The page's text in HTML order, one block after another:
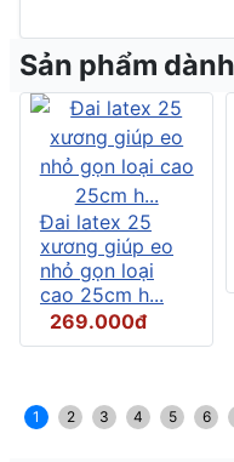
Sản phẩm
Đai latex 25
xương giúp eo
nhỏ gọn loại
cao 25cm h...
269.000đ
1 2 3 4 5 6